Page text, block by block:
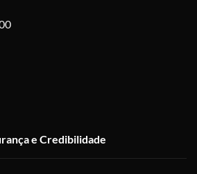
e Credibilidade